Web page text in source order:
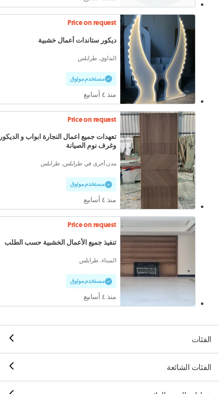
Price on request
ديكور ستاندات أعمال خشبية
البداوي, طرابلس
مستخدم موثوق
منذ ٤ أسابيع
Price on request
تعهدات جميع اعمال النجارة ابواب و
وغرف نوم الصيانة
مدن أخرى في طرابلس, طرابلس
مستخدم موثوق
منذ ٤ أسابيع
Price on request
تنفيذ جميع الأعمال الخشبية حسب الطلب
الميناء, طرابلس
مستخدم موثوق
منذ ٤ أسابيع
الفئات
الفئات الشائعة